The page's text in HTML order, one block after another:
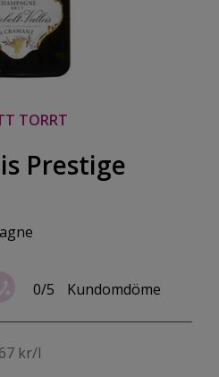
TORRT
Prestige
0/5 Kundomdöme
kr/l